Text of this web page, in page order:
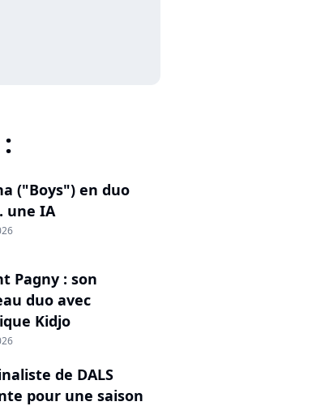
("Boys") en duo
une IA
Pagny : son
duo avec
Kidjo
de DALS
pour une saison